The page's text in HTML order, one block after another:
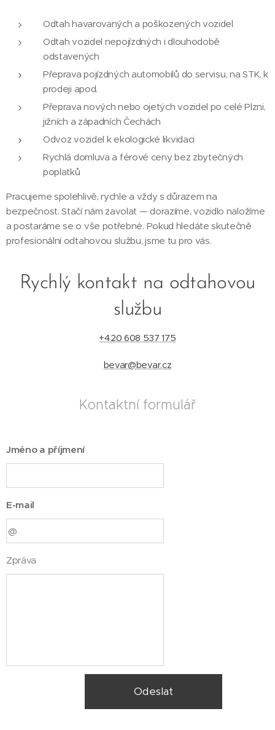
Odtah havarovaných a poškozených vozidel
Odtah vozidel nepojízdných i dlouhodobě
odstavených
Přeprava pojízdných automobilů do servisu, na STK, k
prodeji apod.
Přeprava nových nebo ojetých vozidel po celé Plzni,
jižních a západních Čechách
Odvoz vozidel k ekologické likvidaci
Rychlá domluva a férové ceny bez zbytečných
poplatků
Pracujeme spolehlivě, rychle a vždy s důrazem na
bezpečnost. Stačí nám zavolat — dorazíme, vozidlo naložíme
a postaráme se o vše potřebné. Pokud hledáte skutečně
profesionální odtahovou službu, jsme tu pro vás.
Rychlý kontakt na odtahovou
službu
+420 608 537 175
bevar@bevar.cz
Kontaktní formulář
Jméno a příjmení
E-mail
Zpráva
Odeslat